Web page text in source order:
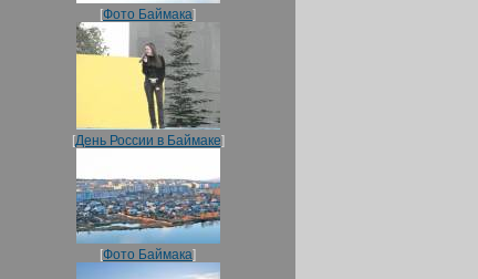
[Фото Баймака]
[День России в Баймаке]
[Фото Баймака]